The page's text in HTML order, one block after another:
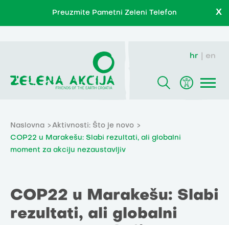
Preuzmite Pametni Zeleni Telefon X
hr en
Naslovna
Aktivnosti: Što je novo
COP22 u Marakešu: Slabi rezultati, ali globalni
moment za akciju nezaustavljiv
COP22 u Marakešu: Slabi
rezultati, ali globalni